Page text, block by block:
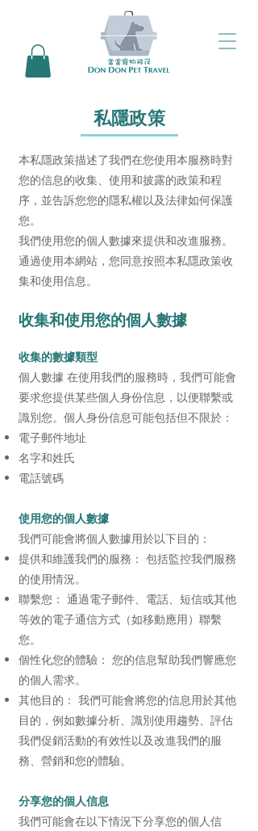
私隱政策
本私隱政策描述了我們在您使用本服務時對
您的信息的收集、使用和披露的政策和程
序，並告訴您您的隱私權以及法律如何保護
您。
我們使用您的個人數據來提供和改進服務。
通過使用本網站，您同意按照本私隱政策收
集和使用信息。
收集和使用您的個人數據
收集的數據類型
個人數據 在使用我們的服務時，我們可能會
要求您提供某些個人身份信息，以便聯繫或
識別您。個人身份信息可能包括但不限於：
電子郵件地址
名字和姓氏
電話號碼
使用您的個人數據
我們可能會將個人數據用於以下目的：
提供和維護我們的服務： 包括監控我們服務
的使用情況。
聯繫您： 通過電子郵件、電話、短信或其他
等效的電子通信方式（如移動應用）聯繫
您。
個性化您的體驗： 您的信息幫助我們響應您
的個人需求。
其他目的： 我們可能會將您的信息用於其他
目的，例如數據分析、識別使用趨勢、評估
我們促銷活動的有效性以及改進我們的服
務、營銷和您的體驗。
分享您的個人信息
我們可能會在以下情況下分享您的個人信